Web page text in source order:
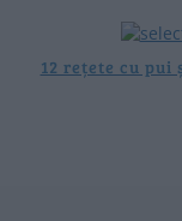
12 rețete cu pui